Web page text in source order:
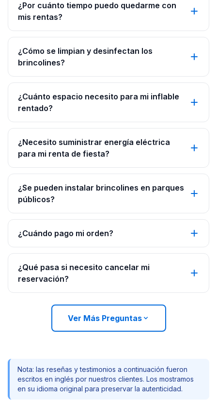
¿Por cuánto tiempo puedo quedarme con
mis rentas?
¿Cómo se limpian y desinfectan los
brincolines?
¿Cuánto espacio necesito para mi inflable
rentado?
¿Necesito suministrar energía eléctrica
para mi renta de fiesta?
¿Se pueden instalar brincolines en parques
públicos?
¿Cuándo pago mi orden?
¿Qué pasa si necesito cancelar mi
reservación?
Ver Más Preguntas
Nota: las reseñas y testimonios a continuación fueron
escritos en inglés por nuestros clientes. Los mostramos
en su idioma original para preservar la autenticidad.